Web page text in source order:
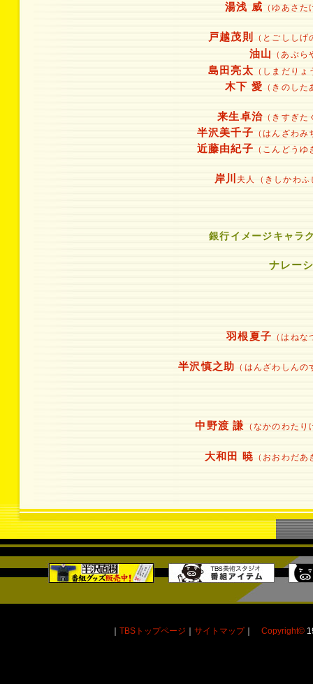
湯浅 威 （ゆあさた
戸越茂則 （とごししげ
油山 （あぶら
島田亮太 （しまだりょ
木下 愛 （きのした
来生卓治 （きすぎた
半沢美千子 （はんざわみ
近藤由紀子 （こんどうゆ
岸川夫人（きしかわふ
銀行イメージキャラ
ナレー
羽根夏子 （はねな
半沢慎之助 （はんざわしんの
中野渡 謙 （なかのわたり
大和田 暁 （おおわだあ
｜ TBSトップページ ｜ サイトマップ｜ Copyright©